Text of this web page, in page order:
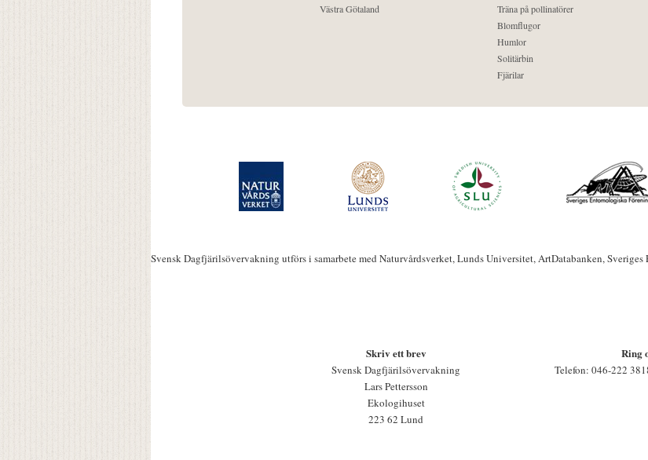
Västra Götaland
Träna på pollinatörer
Blomflugor
Humlor
Solitärbin
Fjärilar
Svensk Dagfjärilsövervakning utförs i samarbete med Naturvårdsverket, Lunds Universitet, ArtDatabanken,
Skriv ett brev
Svensk Dagfjärilsövervakning
Lars Pettersson
Ekologihuset
223 62 Lund
Ring
Telefon: 046-222